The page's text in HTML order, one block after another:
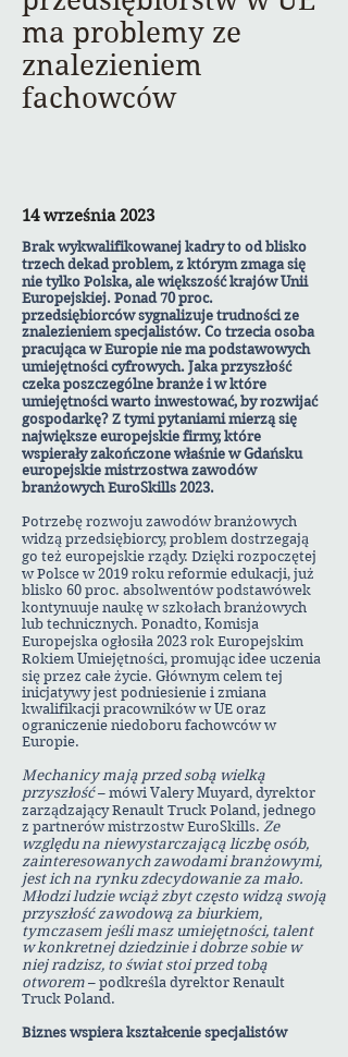
ma problemy ze
znalezieniem
fachowców
14 września 2023
Brak wykwalifikowanej kadry to od blisko
trzech dekad problem, z którym zmaga się
nie tylko Polska, ale większość krajów Unii
Europejskiej. Ponad 70 proc.
przedsiębiorców sygnalizuje trudności ze
znalezieniem specjalistów. Co trzecia osoba
pracująca w Europie nie ma podstawowych
umiejętności cyfrowych. Jaka przyszłość
czeka poszczególne branże i w które
umiejętności warto inwestować, by rozwijać
gospodarkę? Z tymi pytaniami mierzą się
największe europejskie firmy, które
wspierały zakończone właśnie w Gdańsku
europejskie mistrzostwa zawodów
branżowych EuroSkills 2023.
Potrzebę rozwoju zawodów branżowych
widzą przedsiębiorcy, problem dostrzegają
go też europejskie rządy. Dzięki rozpoczętej
w Polsce w 2019 roku reformie edukacji, już
blisko 60 proc. absolwentów podstawówek
kontynuuje naukę w szkołach branżowych
lub technicznych. Ponadto, Komisja
Europejska ogłosiła 2023 rok Europejskim
Rokiem Umiejętności, promując idee uczenia
się przez całe życie. Głównym celem tej
inicjatywy jest podniesienie i zmiana
kwalifikacji pracowników w UE oraz
ograniczenie niedoboru fachowców w
Europie.
Mechanicy mają przed sobą wielką
przyszłość– mówi Valery Muyard, dyrektor
zarządzający Renault Truck Poland, jednego
z partnerów mistrzostw EuroSkills. Ze
względu na niewystarczającą liczbę osób,
zainteresowanych zawodami branżowymi,
jest ich na rynku zdecydowanie za mało.
Młodzi ludzie wciąż zbyt często widzą swoją
przyszłość zawodową za biurkiem,
tymczasem jeśli masz umiejętności, talent
w konkretnej dziedzinie i dobrze sobie w
niej radzisz, to świat stoi przed tobą
otworem – podkreśla dyrektor Renault
Truck Poland.
Biznes wspiera kształcenie specjalistów